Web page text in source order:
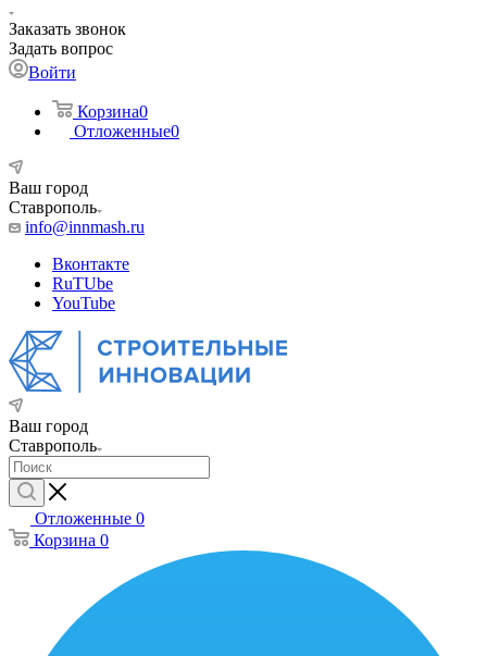
Заказать звонок
Задать вопрос
Войти
Корзина0
Отложенные0
Ваш город
Ставрополь
info@innmash.ru
Вконтакте
RuTUbe
YouTube
Ваш город
Ставрополь
Отложенные 0
Корзина 0